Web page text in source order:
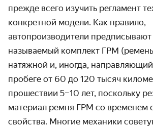
прежде всего изучить регламент
конкретной модели. Как правило,
автопроизводители предписывают
называемый комплект ГРМ
натяжной и, иногда,
пробеге от 60 до 120 тысяч
прошествии 5–10 лет, поскольку
материал ремня ГРМ со временем
свойства. Многие механики